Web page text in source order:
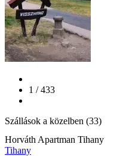
1 / 433
Szállások a közelben (33)
Horváth Apartman Tihany
Tihany